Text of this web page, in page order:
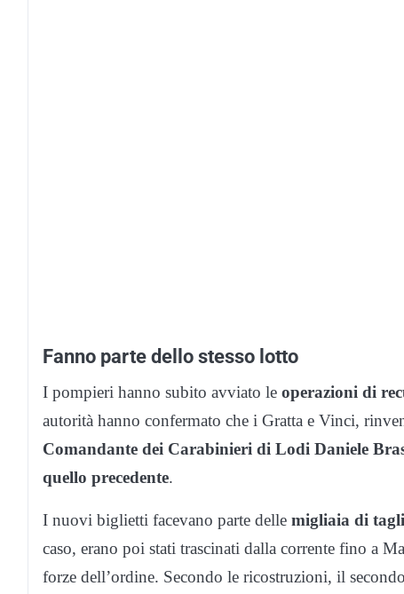
Fanno parte dello stesso lotto
I pompieri hanno subito avviato le operazioni di
autorità hanno confermato che i Gratta e Vinci,
Comandante dei Carabinieri di Lodi Daniele
quello precedente.
I nuovi biglietti facevano parte delle migliaia di
caso, erano poi stati trascinati dalla corrente fino a
forze dell’ordine. Secondo le ricostruzioni, il